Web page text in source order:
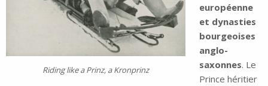
Riding like a Prinz, a Kronprinz
européenne
et dynasties
bourgeoises
anglo-
saxonnes. Le
Prince héritier